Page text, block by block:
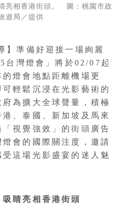
亮相香港街頭。 圖：桃園市政
遊局／提供
】準備好迎接一場絢麗
台灣燈會」將於02/07起
燈會地點距離機場更
輕鬆沉浸在光影藝術的
為擴大全球聲量，積極
、泰國、新加坡及馬來
視覺強效」的街頭廣告
會的國際關注度，邀請
這場光影盛宴的迷人魅
睛亮相香港街頭